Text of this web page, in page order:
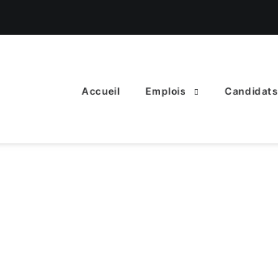
Accueil Emplois Candidats